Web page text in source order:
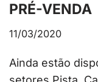
PRÉ-VENDA
11/03/2020
Ainda estão